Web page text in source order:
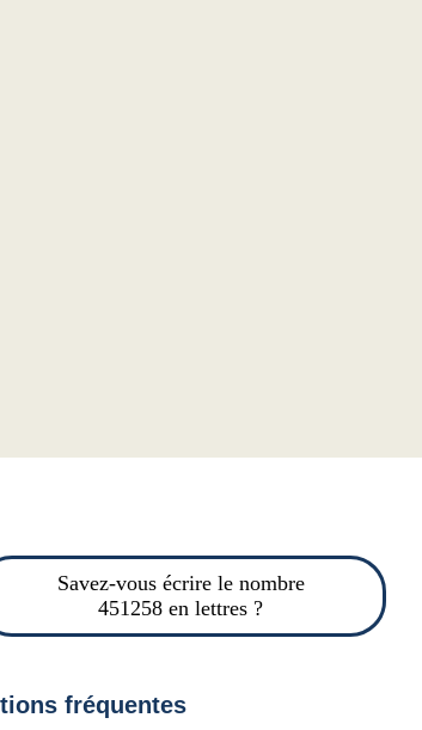
Savez-vous écrire le nombre
451258 en lettres ?
fréquentes